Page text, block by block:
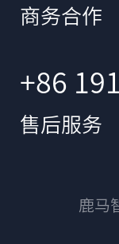
商务合作
+86
售后服务
鹿马